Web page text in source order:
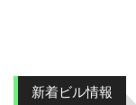
新着ビル情報